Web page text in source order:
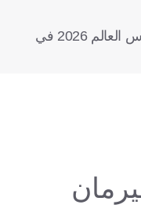
أصيب ديمبلي خلال مواجهة منتخب فرنسا أمام أوكرانيا يوم 5 سبتمبر/أيلول الماضي ضمن التصفيات الأوروبية المؤهلة لكأس العالم 2026 في